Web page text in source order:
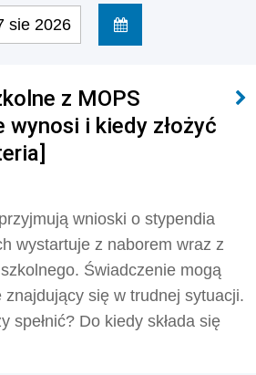
sie 2026
z MOPS
i kiedy złożyć
wnioski o stypendia
wystartuje z naborem wraz z
Świadczenie mogą
się w trudnej sytuacji.
spełnić? Do kiedy składa się